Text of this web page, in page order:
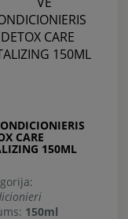
CARE
150ML
150ml